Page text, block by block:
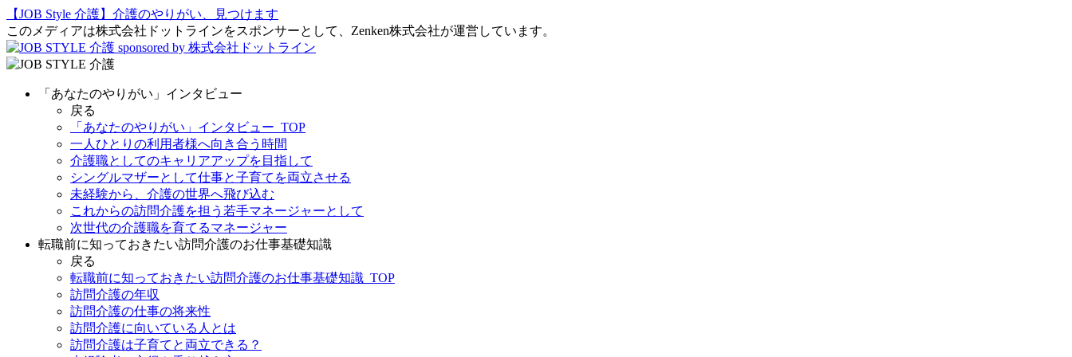
【JOB Style 介護】介護のやりがい、見つけます
このメディアは株式会社ドットラインをスポンサーとして、Zenken株式会社が運営しています。
sponsored by 株式会社ドットライン
「あなたのやりがい」インタビュー
戻る
「あなたのやりがい」インタビュー_TOP
一人ひとりの利用者様へ向き合う時間
介護職としてのキャリアアップを目指して
シングルマザーとして仕事と子育てを両立させる
未経験から、介護の世界へ飛び込む
これからの訪問介護を担う若手マネージャーとして
次世代の介護職を育てるマネージャー
転職前に知っておきたい訪問介護のお仕事基礎知識
戻る
転職前に知っておきたい訪問介護のお仕事基礎知識_TOP
訪問介護の年収
訪問介護の仕事の将来性
訪問介護に向いている人とは
訪問介護は子育てと両立できる？